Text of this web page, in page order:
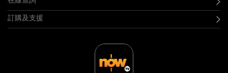
訂購及支援